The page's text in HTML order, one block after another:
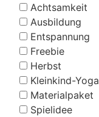
Achtsamkeit
Ausbildung
Entspannung
Freebie
Herbst
Kleinkind-Yoga
Materialpaket
Spielidee